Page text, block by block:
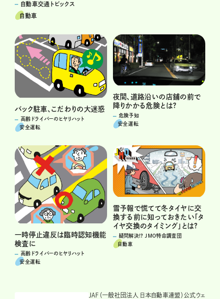
自動車交通トピックス
自動車
バック駐車、こだわりの大迷惑
高齢ドライバーのヒヤリハット
安全運転
夜間、道路沿いの店舗の前で
降りかかる危険とは?
危険予知
安全運転
一時停止違反は臨時認知機能
検査に
高齢ドライバーのヒヤリハット
安全運転
雪予報で慌てて冬タイヤに交
換する前に知っておきたい「タ
イヤ交換のタイミング」とは?
疑問解決!? JMO特命調査団
自動車
JAF（一般社団法人 日本自動車連盟）公式ウェ